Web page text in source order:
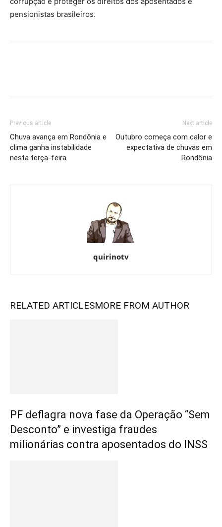
pensionistas brasileiros.
Previous article
Chuva avança em Rondônia e
clima ganha instabilidade
nesta terça-feira
Next article
Outubro começa com calor e
expectativa de chuvas em
Rondônia
quirinotv
RELATED ARTICLESMORE FROM AUTHOR
PF deflagra nova fase da Operação “Sem
Desconto” e investiga fraudes
milionárias contra aposentados do INSS